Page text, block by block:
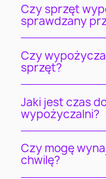
Czy sprzęt
sprawdzany
Czy
sprzęt?
Jaki jest czas
wypożyczalni?
Czy mogę
chwilę?